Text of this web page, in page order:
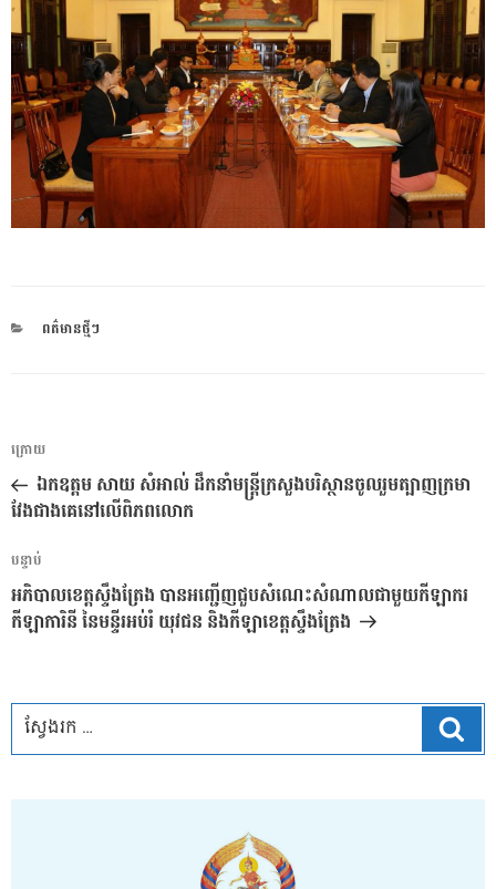
CATEGORIES
ពត៌មានថ្មីៗ
ការ​
នាំទិស​
ប្រកាស
អត្ថបទ
មុន
ក្រោយ
ឯកឧត្តម សាយ សំអាល់ ដឹកនាំមន្រ្តីក្រសួងបរិស្ថានចូលរួមត្បាញក្រមា
វែងជាងគេនៅលើពិភពលោក
អត្ថបទ
បន្ទាប់
បន្ទាប់
អភិបាលខេត្តស្ទឹងត្រែង បានអញ្ជើញជួបសំណេះសំណាលជាមួយកីឡាករ
កីឡាការិនី នៃមន្ទីរអប់រំ យុវជន និងកីឡាខេត្តស្ទឹងត្រែង